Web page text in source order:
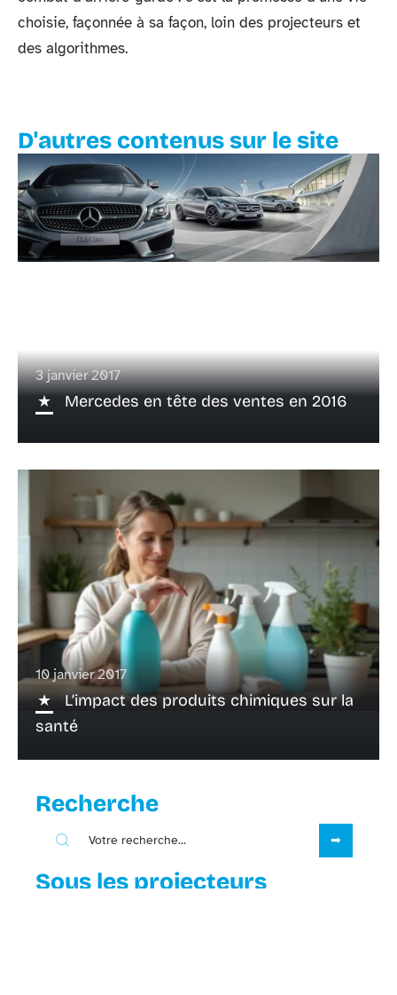
choisie, façonnée à sa façon, loin des projecteurs et
des algorithmes.
D'autres contenus sur le site
3 janvier 2017
Mercedes en tête des ventes en 2016
10 janvier 2017
L’impact des produits chimiques sur la
santé
Recherche
Sous les projecteurs